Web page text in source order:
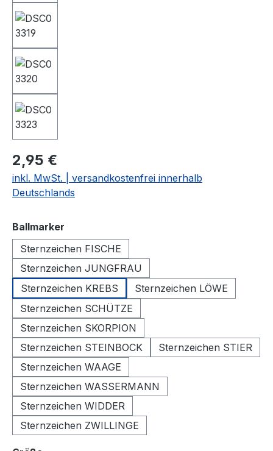
2,95 €
inkl. MwSt. | versandkostenfrei innerhalb
Deutschlands
Ballmarker
Sternzeichen FISCHE
Sternzeichen JUNGFRAU
Sternzeichen KREBS
Sternzeichen LÖWE
Sternzeichen SCHÜTZE
Sternzeichen SKORPION
Sternzeichen STEINBOCK
Sternzeichen STIER
Sternzeichen WAAGE
Sternzeichen WASSERMANN
Sternzeichen WIDDER
Sternzeichen ZWILLINGE